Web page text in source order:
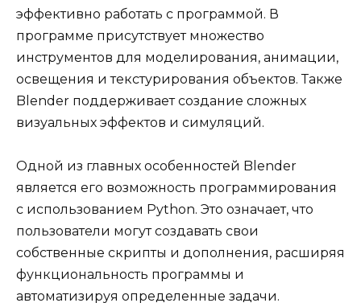
эффективно работать с программой. В
программе присутствует множество
инструментов для моделирования, анимации,
освещения и текстурирования объектов. Также
Blender поддерживает создание сложных
визуальных эффектов и симуляций.
Одной из главных особенностей Blender
является его возможность программирования
с использованием Python. Это означает, что
пользователи могут создавать свои
собственные скрипты и дополнения, расширяя
функциональность программы и
автоматизируя определенные задачи.